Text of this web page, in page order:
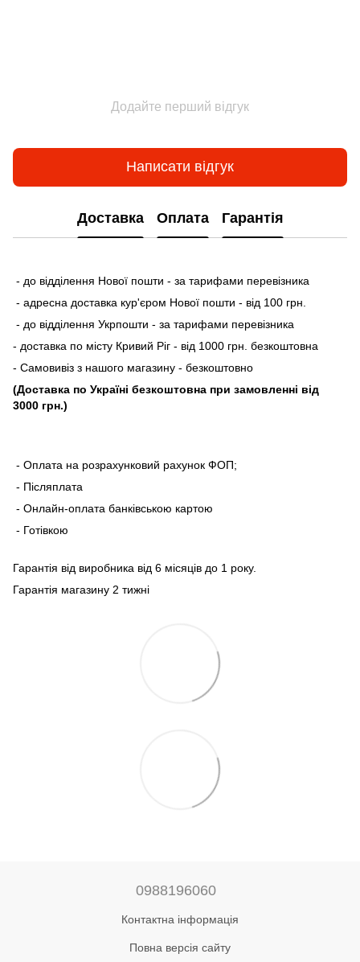
Додайте перший відгук
Написати відгук
Доставка Оплата Гарантія
- до відділення Нової пошти - за тарифами перевізника
- адресна доставка кур'єром Нової пошти - від 100 грн.
- до відділення Укрпошти - за тарифами перевізника
- доставка по місту Кривий Ріг - від 1000 грн. безкоштовна
- Самовивіз з нашого магазину - безкоштовно
(Доставка по Україні безкоштовна при замовленні від
3000 грн.)
- Оплата на розрахунковий рахунок ФОП;
- Післяплата
- Онлайн-оплата банківською картою
- Готівкою
Гарантія від виробника від 6 місяців до 1 року.
Гарантія магазину 2 тижні
0988196060
Контактна інформація
Повна версія сайту